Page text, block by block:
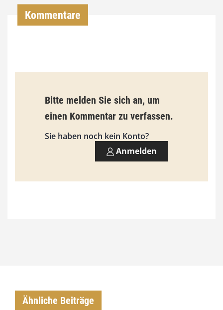
9
3
0
0
Kommentare
Bitte melden Sie sich an, um
einen Kommentar zu verfassen.
Sie haben noch kein Konto?
Anmelden
Ähnliche Beiträge